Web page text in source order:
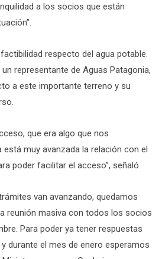
a los socios que están
respecto del agua potable.
representante de Aguas Patagonia,
a este importante terreno y su
que era algo que nos
está muy avanzada la relación con el
poder facilitar el acceso”, señaló.
van avanzando, quedamos
reunión masiva con todos los socios
Para poder ya tener respuestas
durante el mes de enero esperamos